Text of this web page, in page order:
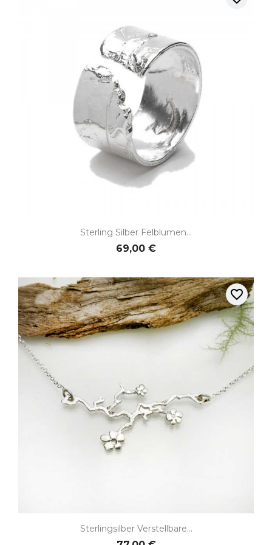
Sterling Silber Felblumen...
69,00 €
Sterlingsilber Verstellbare...
favorite_border